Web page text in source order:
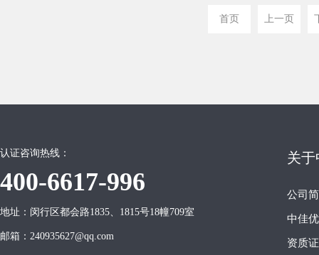
首页 上一页
认证咨询热线：
400-6617-996
地址：闵行区都会路1835、1815号18幢709室
邮箱：240935627@qq.com
关于
公司
中佳
资质